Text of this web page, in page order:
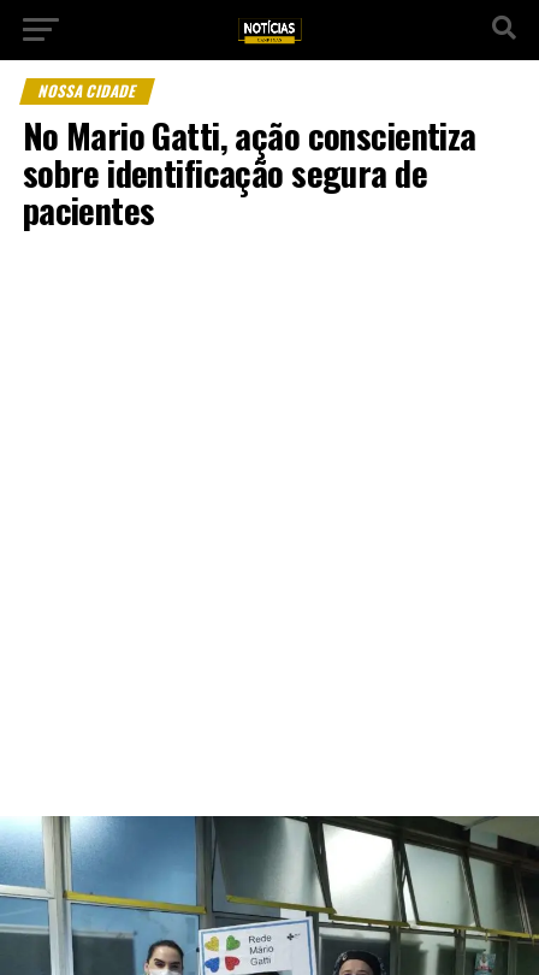
NOSSA CIDADE
No Mario Gatti, ação conscientiza
sobre identificação segura de
pacientes